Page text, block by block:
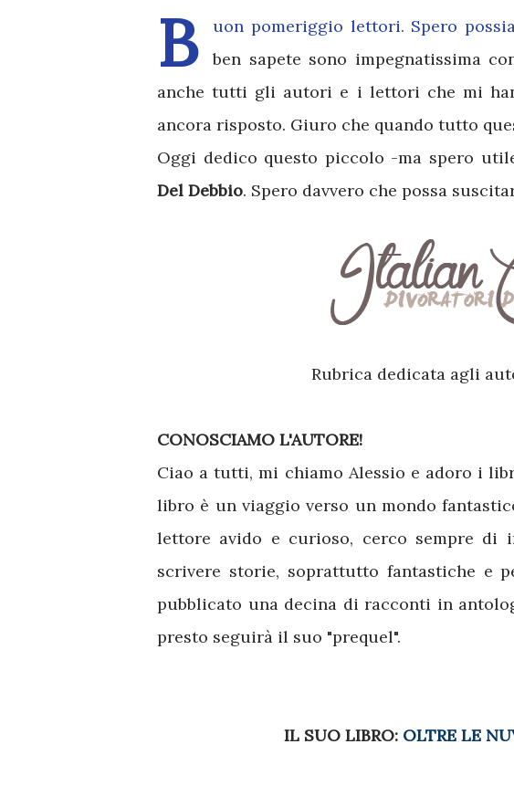
B
uon pomeriggio lettori. Spero
ben sapete sono impegnatissima
anche tutti gli autori e i lettori che mi
ancora risposto. Giuro che quando tutto
Oggi dedico questo piccolo -ma spero
Del Debbio. Spero davvero che possa
Rubrica dedicata agli
CONOSCIAMO L'AUTORE!
Ciao a tutti, mi chiamo Alessio e adoro i
libro è un viaggio verso un mondo
lettore avido e curioso, cerco sempre di
scrivere storie, soprattutto fantastiche e
pubblicato una decina di racconti in
presto seguirà il suo "prequel".
IL SUO LIBRO: OLTRE LE